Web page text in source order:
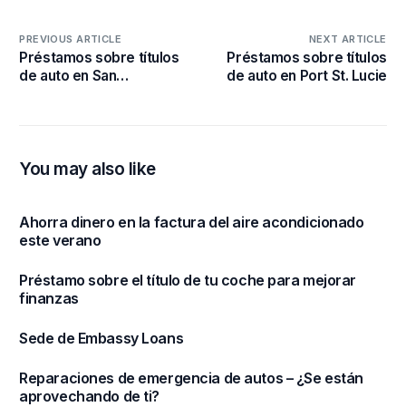
PREVIOUS ARTICLE
Préstamos sobre títulos
de auto en San
NEXT ARTICLE
Préstamos sobre títulos
de auto en Port St. Lucie
You may also like
Ahorra dinero en la factura del aire acondicionado
este verano
Préstamo sobre el título de tu coche para mejorar
finanzas
Sede de Embassy Loans
Reparaciones de emergencia de autos – ¿Se están
aprovechando de ti?